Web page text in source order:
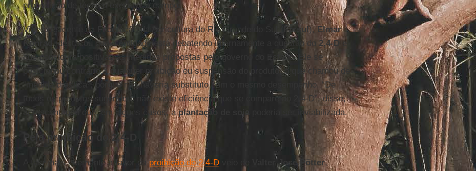
proposição de técnico executor a campo.
Vice-presidente da Federação da Agricultura do Rio Grande do Sul ( Farsul), Elmar
Konrad, destacou que a entidade está debatendo internamente a questão do 2,4-D e
que considera positivas as medidas propostas pelo governo do Estado. Ele se
posicionou contrário a qualquer proibição ou suspensão do produto, o que chamou de
“medida drástica”, porque não haveria substituto com o mesmo desempenho. “De
todos os produtos sugeridos, não existe eficiência que se compare ao 2,4-D”, disse,
acrescentando que, em alguns casos, aplantação de soja poderia ser inviabilizada.
Pela proibição do 2,4-D
A fala mais veemente a favor daproibição do 2,4-Dveio de Valter José Pötter,